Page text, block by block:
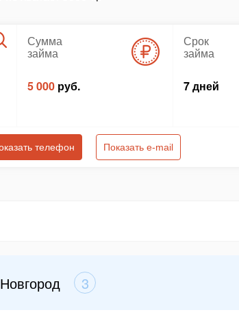
Сумма
займа
5 000 руб.
Срок
займа
7 дней
телефон Показать e-mail
3